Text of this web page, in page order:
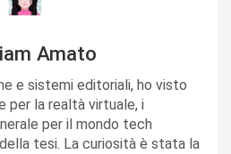
Amato
e sistemi editoriali, ho visto
per la realtà virtuale, i
per il mondo tech
tesi. La curiosità è stata la